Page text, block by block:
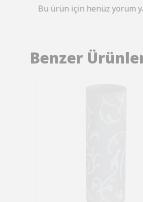
Bu ürün için henüz yorum
Benzer